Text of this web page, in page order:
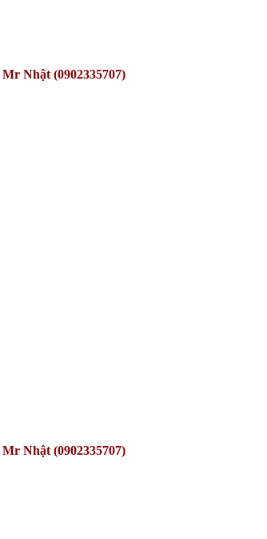
Mr Nhật (0902335707)
Mr Nhật (0902335707)